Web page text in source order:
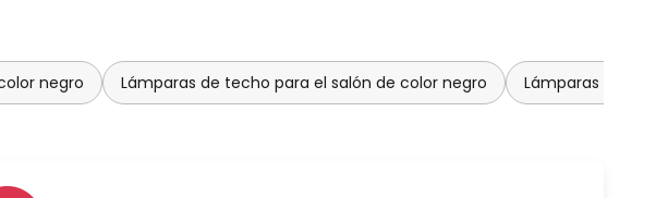
negro Lámparas de techo para el salón de color negro Lámparas de